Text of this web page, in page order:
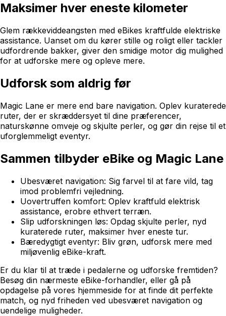
Maksimer hver eneste kilometer
Glem rækkeviddeangsten med eBikes kraftfulde elektriske
assistance. Uanset om du kører stille og roligt eller tackler
udfordrende bakker, giver den smidige motor dig mulighed
for at udforske mere og opleve mere.
Udforsk som aldrig før
Magic Lane er mere end bare navigation. Oplev kuraterede
ruter, der er skræddersyet til dine præferencer,
naturskønne omveje og skjulte perler, og gør din rejse til et
uforglemmeligt eventyr.
Sammen tilbyder eBike og Magic Lane
Ubesværet navigation: Sig farvel til at fare vild, tag
imod problemfri vejledning.
Uovertruffen komfort: Oplev kraftfuld elektrisk
assistance, erobre ethvert terræn.
Slip udforskningen løs: Opdag skjulte perler, nyd
kuraterede ruter, maksimer hver eneste tur.
Bæredygtigt eventyr: Bliv grøn, udforsk mere med
miljøvenlig eBike-kraft.
Er du klar til at træde i pedalerne og udforske fremtiden?
Besøg din nærmeste eBike-forhandler, eller gå på
opdagelse på vores hjemmeside for at finde dit perfekte
match, og nyd friheden ved ubesværet navigation og
uendelige muligheder.